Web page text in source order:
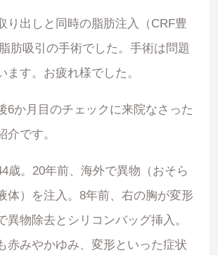
り出しと同時の脂肪注入（CRF豊
肪吸引の手術でした。手術は問題
ます。お疲れ様でした。
6か月目のチェックに来院なさった
介です。
歳。20年前、海外で異物（おそら
体）を注入。8年前、右の胸が変形
異物除去とシリコンバッグ挿入。
赤みやかゆみ、変形といった症状